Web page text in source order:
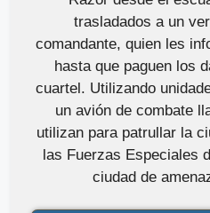
trasladados a un
comandante, quien les
hasta que paguen los
cuartel. Utilizando
un avión de combate
utilizan para patrullar la
las Fuerzas Especiales
ciudad de